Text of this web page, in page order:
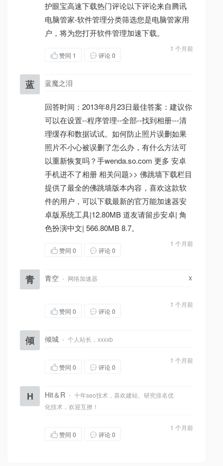
护眼宝高速下载热门评论以下评论来自腾讯
电脑管家-软件管理分类筛选您是电脑管家用
户，将为您打开软件管理加速下载。
1 个月前
赞同 1 评论 0
蓝 蓝魔之泪
回答时间：2013年8月23日最佳答案：建议你
可以在设置--程序管理--全部--找到相册---清
理缓存和数据试试。如何防止照片误删如果
照片不小心被误删了怎么办，有什么方法可
以重新恢复吗？手wenda.so.com 更多 安卓
手机进不了相册 相关问题>> 佛跳墙下载栏目
提供了最全的佛跳墙版本内容，喜欢这款软
件的用户，可以下载最新的官万能加速器安
卓版系统工具|12.80MB 道友请留步安卓| 角
色扮演中文| 566.80MB 8.7。
1 个月前
赞同 0 评论 0
青 青空 · 网络加速器 x
1 个月前
赞同 0 评论 0
倾 倾城 · 个人站长，xxxxb
1 个月前
赞同 0 评论 0
H Hit＆R · 十年seo技术，喜欢建站、研究排名优
化技术，欢迎互撩！
1 个月前
赞同 0 评论 0